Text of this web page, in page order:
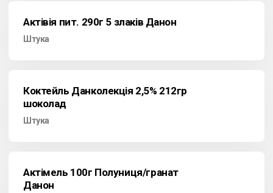
Актівія пит. 290г 5 злаків Данон
Штука
Коктейль Данколекція 2,5% 212гр
шоколад
Штука
Актімель 100г Полуниця/гранат
Данон